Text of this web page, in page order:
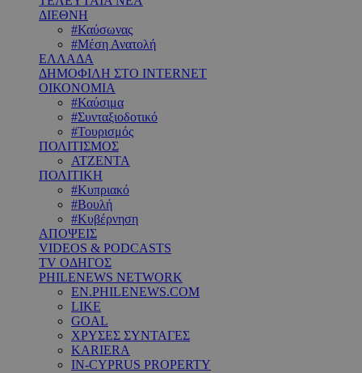
ΔΙΕΘΝΗ
#Καύσωνας
#Μέση Ανατολή
ΕΛΛΑΔΑ
ΔΗΜΟΦΙΛΗ ΣΤΟ INTERNET
ΟΙΚΟΝΟΜΙΑ
#Καύσιμα
#Συνταξιοδοτικό
#Τουρισμός
ΠΟΛΙΤΙΣΜΟΣ
ΑΤΖΕΝΤΑ
ΠΟΛΙΤΙΚΗ
#Κυπριακό
#Βουλή
#Κυβέρνηση
ΑΠΟΨΕΙΣ
VIDEOS & PODCASTS
TV ΟΔΗΓΟΣ
PHILENEWS NETWORK
EN.PHILENEWS.COM
LIKE
GOAL
ΧΡΥΣΕΣ ΣΥΝΤΑΓΕΣ
KARIERA
IN-CYPRUS PROPERTY